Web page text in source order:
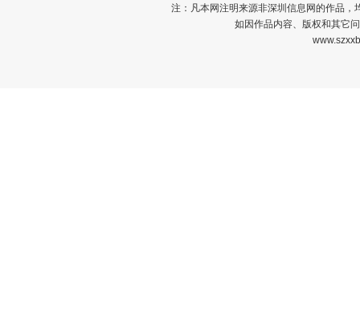
注：凡本网注明来源非深圳信息网的作品
如因作品内容、版权和其它